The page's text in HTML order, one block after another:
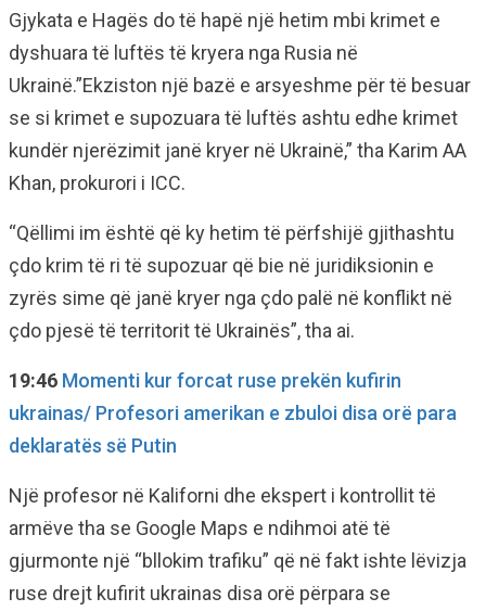
Gjykata e Hagës do të hapë një hetim mbi krimet e
dyshuara të luftës të kryera nga Rusia në
Ukrainë.”Ekziston një bazë e arsyeshme për të besuar
se si krimet e supozuara të luftës ashtu edhe krimet
kundër njerëzimit janë kryer në Ukrainë,” tha Karim AA
Khan, prokurori i ICC.
“Qëllimi im është që ky hetim të përfshijë gjithashtu
çdo krim të ri të supozuar që bie në juridiksionin e
zyrës sime që janë kryer nga çdo palë në konflikt në
çdo pjesë të territorit të Ukrainës”, tha ai.
19:46 Momenti kur forcat ruse prekën kufirin
ukrainas/ Profesori amerikan e zbuloi disa orë para
deklaratës së Putin
Një profesor në Kaliforni dhe ekspert i kontrollit të
armëve tha se Google Maps e ndihmoi atë të
gjurmonte një “bllokim trafiku” që në fakt ishte lëvizja
ruse drejt kufirit ukrainas disa orë përpara se